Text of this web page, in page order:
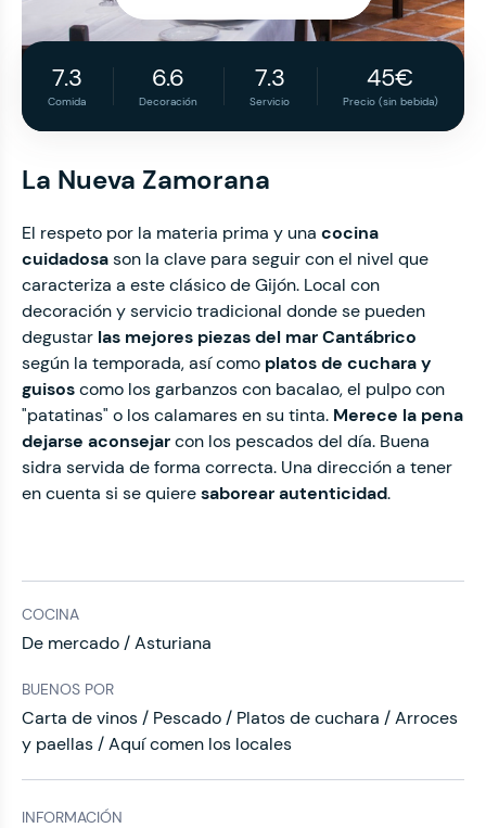
7.3
Comida
6.6
Decoración
7.3
Servicio
45€
Precio (sin bebida)
La Nueva Zamorana
El respeto por la materia prima y una cocina
cuidadosason la clave para seguir con el nivel que
caracteriza a este clásico de Gijón. Local con
decoración y servicio tradicional donde se pueden
degustar las mejores piezas del mar Cantábrico
según la temporada, así como platos de cuchara y
guisoscomo los garbanzos con bacalao, el pulpo con
"patatinas" o los calamares en su tinta. Merece la pena
dejarse aconsejarcon los pescados del día. Buena
sidra servida de forma correcta. Una dirección a tener
en cuenta si se quieresaborear autenticidad.
COCINA
De mercado / Asturiana
BUENOS POR
Carta de vinos / Pescado / Platos de cuchara / Arroces
y paellas / Aquí comen los locales
INFORMACIÓN